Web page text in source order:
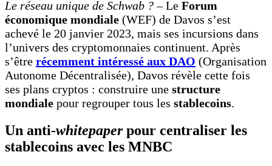
Le réseau unique de Schwab ?– Le Forum
économique mondiale (WEF) de Davos s’est
achevé le 20 janvier 2023, mais ses incursions dans
l’univers des cryptomonnaies continuent. Après
s’être récemment intéressé aux DAO (Organisation
Autonome Décentralisée), Davos révèle cette fois
ses plans cryptos : construire une structure
mondiale pour regrouper tous les stablecoins.
Un anti-whitepaperpour centraliser les
stablecoins avec les MNBC